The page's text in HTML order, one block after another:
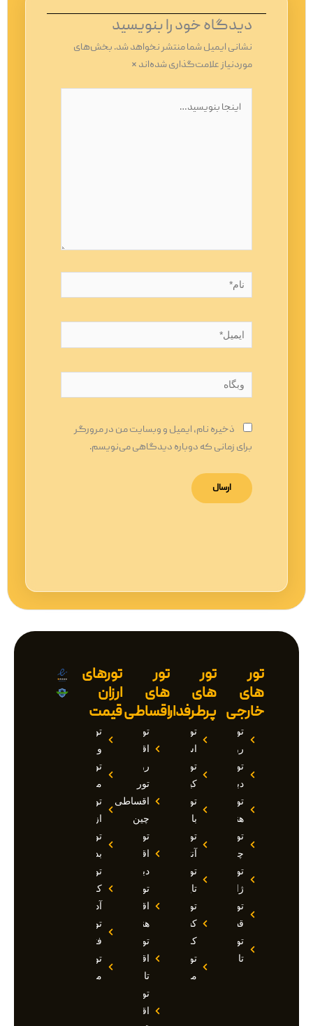
دیدگاه‌ خود را بنویسید
نشانی ایمیل شما منتشر نخواهد شد.بخش‌های
موردنیاز علامت‌گذاری شده‌اند*
بنویسید…
نام*
ایمیل*
وبگاه
ذخیره نام، ایمیل و وبسایت من در مرورگر
برای زمانی که دوباره دیدگاهی می‌نویسم.
تور
های
خارجی
تور
روسیه
تور
دبی
تور
هند
تور
چین
تور
ژاپن
تور
قطر
تور
تاجیکستان
تور
های
پرطرفدار
تور
استانبول
تور
کیش
تور
بالی
تور
آنتالیا
تور
تایلند
تور
کشتی
کروز
تور
مالدیو
تور
های
اقساطی
تور
اقساطی
روسیه
تور
اقساطی
چین
تور
اقساطی
دبی
تور
اقساطی
هند
تور
اقساطی
تاجیکستان
تور
اقساطی
تورهای
ارزان
قیمت
تور
وان
تور
مارماریس
تور
ازمیر
تور
بدروم
تور
کوش
آداسی
تور
فتحیه
تور
مالزی